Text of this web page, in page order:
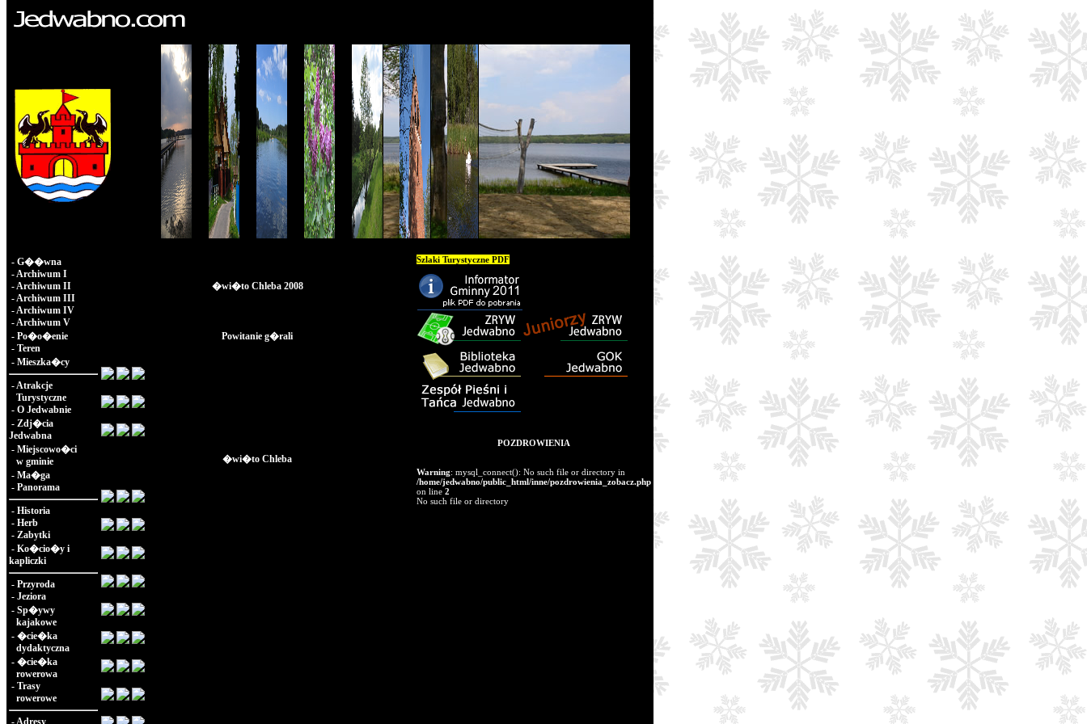
- G��wna
-Archiwum I
-Archiwum II
-Archiwum III
-Archiwum IV
-Archiwum V
- Po�o�enie
- Teren
- Mieszka�cy
-Atrakcje
Turystyczne
- O Jedwabnie
- Zdj�cia
Jedwabna
- Miejscowo�ci
w gminie
- Ma�ga
- Panorama
- Historia
- Herb
- Zabytki
- Ko�cio�y i
kapliczki
- Przyroda
- Jeziora
- Sp�ywy
kajakowe
- �cie�ka
dydaktyczna
- �cie�ka
rowerowa
- Trasy
rowerowe
- Adresy
�wi�to Chleba 2008
Powitanie g�rali
�wi�to Chleba
Szlaki Turystyczne PDF
POZDROWIENIA
Warning: mysql_connect(): No such file or directory in
/home/jedwabno/public_html/inne/pozdrowienia_zobacz.php
on line 2
No such file or directory